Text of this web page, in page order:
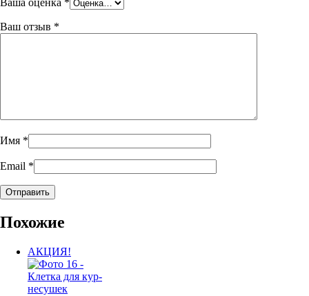
Ваша оценка *
Ваш отзыв *
Имя *
Email *
Похожие
АКЦИЯ!